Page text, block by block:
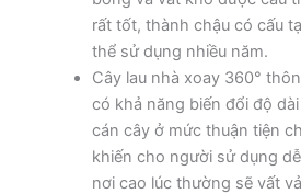
rất tốt, thành chậu có cấu
thể sử dụng nhiều năm.
Cây lau nhà xoay 360°
có khả năng biến đổi độ
cán cây ở mức thuận tiện
khiến cho người sử dụng
nơi cao lúc thường sẽ vất